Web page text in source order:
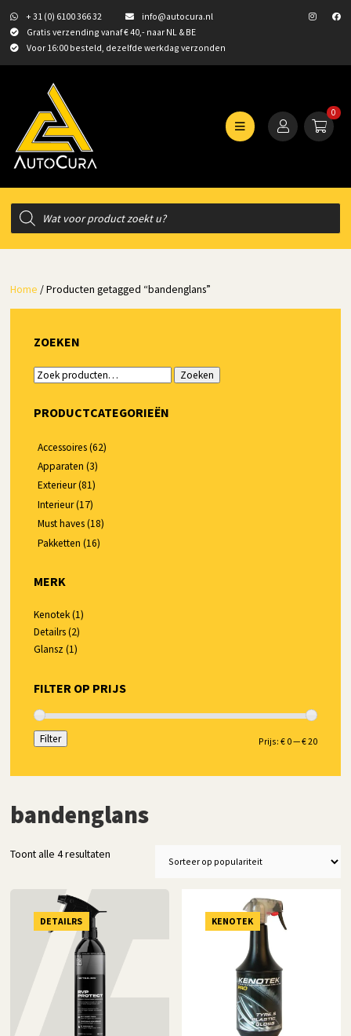
+ 31 (0) 6100 366 32
info@autocura.nl
Gratis verzending vanaf € 40,- naar NL & BE
Voor 16:00 besteld, dezelfde werkdag verzonden
0
Producten
zoeken
Home / Producten getagged “bandenglans”
ZOEKEN
Zoeken
Zoeken
PRODUCTCATEGORIEËN
Accessoires (62)
Apparaten (3)
Exterieur(81)
Interieur(17)
Must haves (18)
Pakketten (16)
MERK
Kenotek (1)
Detailrs (2)
Glansz (1)
FILTER OP PRIJS
Min.
Max.
Filter Prijs: € 0—€ 20
bandenglans
Toont alle 4 resultaten
DETAILRS KENOTEK